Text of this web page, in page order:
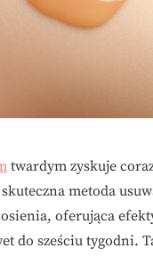
twardym zyskuje
metoda
oferująca
do sześciu tygodni.